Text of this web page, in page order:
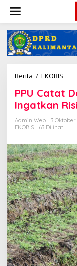
konten
Berita / EKOBIS
Bank
dan
PPU Catat
Ingatkan
Admin Web
3 Oktober
EKOBIS
63 Dilihat